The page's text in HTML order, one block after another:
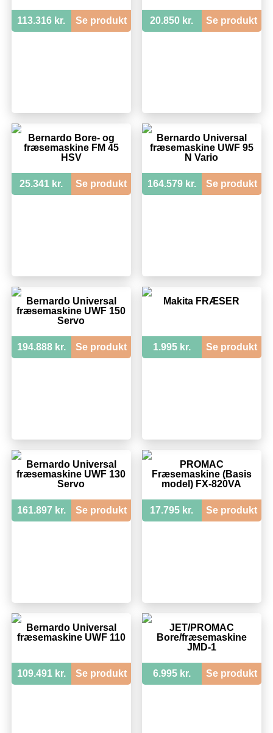
113.316 kr. Se produkt 20.850 kr. Se produkt
Bernardo Bore- og
fræsemaskine FM 45
HSV
25.341 kr. Se produkt
Bernardo Universal
fræsemaskine UWF 95
N Vario
164.579 kr. Se produkt
Bernardo Universal
fræsemaskine UWF 150
Servo
194.888 kr. Se produkt
Makita FRÆSER
1.995 kr. Se produkt
Bernardo Universal
fræsemaskine UWF 130
Servo
161.897 kr. Se produkt
PROMAC
Fræsemaskine (Basis
model) FX-820VA
17.795 kr. Se produkt
Bernardo Universal
fræsemaskine UWF 110
109.491 kr. Se produkt
JET/PROMAC
Bore/fræsemaskine
JMD-1
6.995 kr. Se produkt